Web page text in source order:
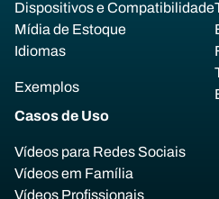
Dispositivos e Compatibilidade
Mídia de Estoque
Idiomas
Exemplos
Casos de Uso
Vídeos para Redes Sociais
Vídeos em Família
Vídeos Profissionais